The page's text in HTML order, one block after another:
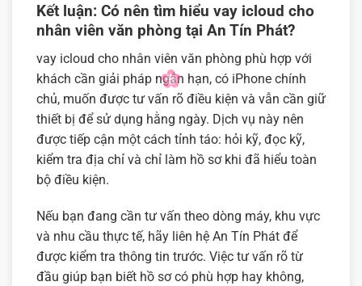
Kết luận: Có nên tìm hiểu vay icloud cho
nhân viên văn phòng tại An Tín Phát?
vay icloud cho nhân viên văn phòng phù hợp với
khách cần giải pháp ngắn hạn, có iPhone chính
chủ, muốn được tư vấn rõ điều kiện và vẫn cần giữ
thiết bị để sử dụng hằng ngày. Dịch vụ này nên
được tiếp cận một cách tỉnh táo: hỏi kỹ, đọc kỹ,
kiểm tra địa chỉ và chỉ làm hồ sơ khi đã hiểu toàn
bộ điều kiện.
Nếu bạn đang cần tư vấn theo dòng máy, khu vực
và nhu cầu thực tế, hãy liên hệ An Tín Phát để
được kiểm tra thông tin trước. Việc tư vấn rõ từ
đầu giúp bạn biết hồ sơ có phù hợp hay không,